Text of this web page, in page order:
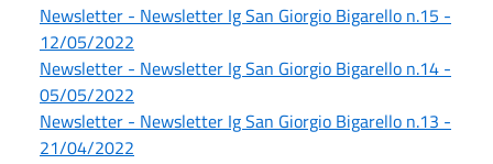
Newsletter - Newsletter Ig San Giorgio Bigarello n.15 -
12/05/2022
Newsletter - Newsletter Ig San Giorgio Bigarello n.14 -
05/05/2022
Newsletter - Newsletter Ig San Giorgio Bigarello n.13 -
21/04/2022